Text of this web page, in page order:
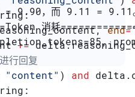
end=
+=
行回复
"content" ) and
= 9.90，而 9.11 =
消耗